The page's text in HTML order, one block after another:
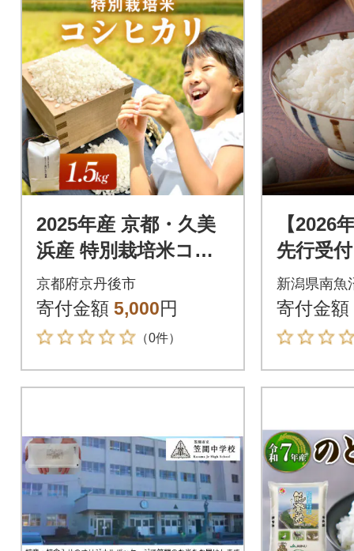
2025年産 京都・久美
浜産 特別栽培米コシ
ヒカリ 精米 1.5kg×1
袋 農家直送のおいし
いお米
京都府京丹後市
寄付金額 5,000円
（0件）
【
先行受
しひか
培 雪蔵
新潟県南魚
寄付金額